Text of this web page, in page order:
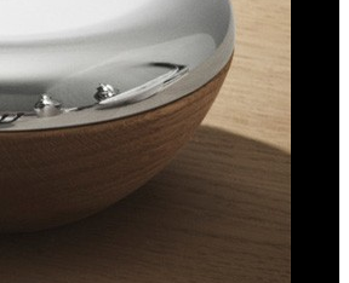
کنترل کننده انرژی
اسکرین